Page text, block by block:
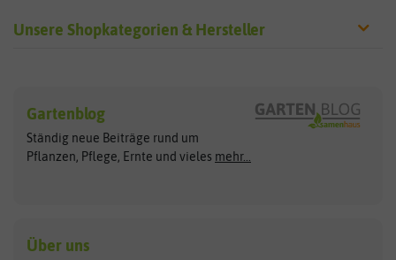
Unsere Shopkategorien & Hersteller
Exotische Samen
Gemüsesamen
Gründünger
Kräutersamen
Arche Noah
ASB Greenworld
Benary
Clever Pots
COMPO
Gartenblog
Ständig neue Beiträge rund um
Pflanzen, Pflege, Ernte und vieles mehr...
Über uns